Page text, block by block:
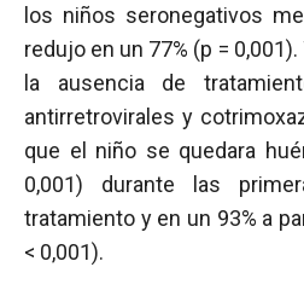
los niños seronegativos
redujo en un 77% (p =
la ausencia de
antirretrovirales y
que el niño se quedara
0,001) durante las
tratamiento y en un 93% a
< 0,001).